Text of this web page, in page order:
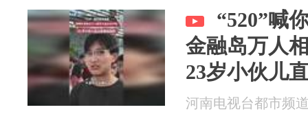
“520”喊
金融岛万人
23岁小伙儿
河南电视台都市频